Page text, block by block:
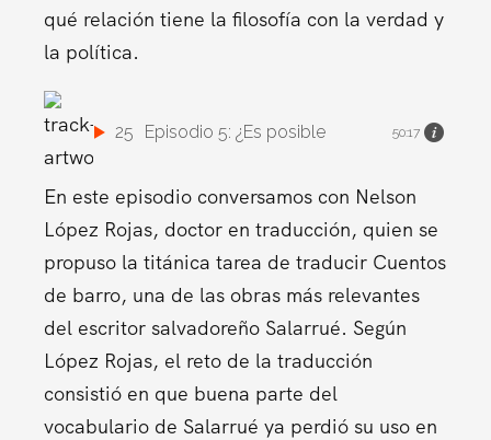
qué relación tiene la filosofía con la verdad y
la política.
25 Episodio 5: ¿Es posible 50:17
En este episodio conversamos con Nelson
López Rojas, doctor en traducción, quien se
propuso la titánica tarea de traducir Cuentos
de barro, una de las obras más relevantes
del escritor salvadoreño Salarrué. Según
López Rojas, el reto de la traducción
consistió en que buena parte del
vocabulario de Salarrué ya perdió su uso en